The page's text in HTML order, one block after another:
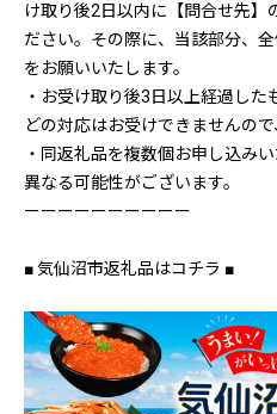
け取り後2日以内に【問合せ先】
ださい。その際に、当該部分、
をお願いいたします。
・お受け取り後3日以上経過し
どの対応はお受けできませんの
・同返礼品を複数個お申し込み
異なる可能性がございます。
ーーーーーーーーーー
■ 気仙沼市返礼品はコチラ ■